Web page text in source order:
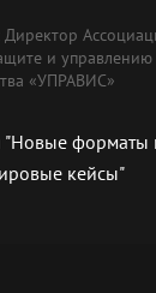
и
«УПРАВИС»
"Новые форматы
кейсы"